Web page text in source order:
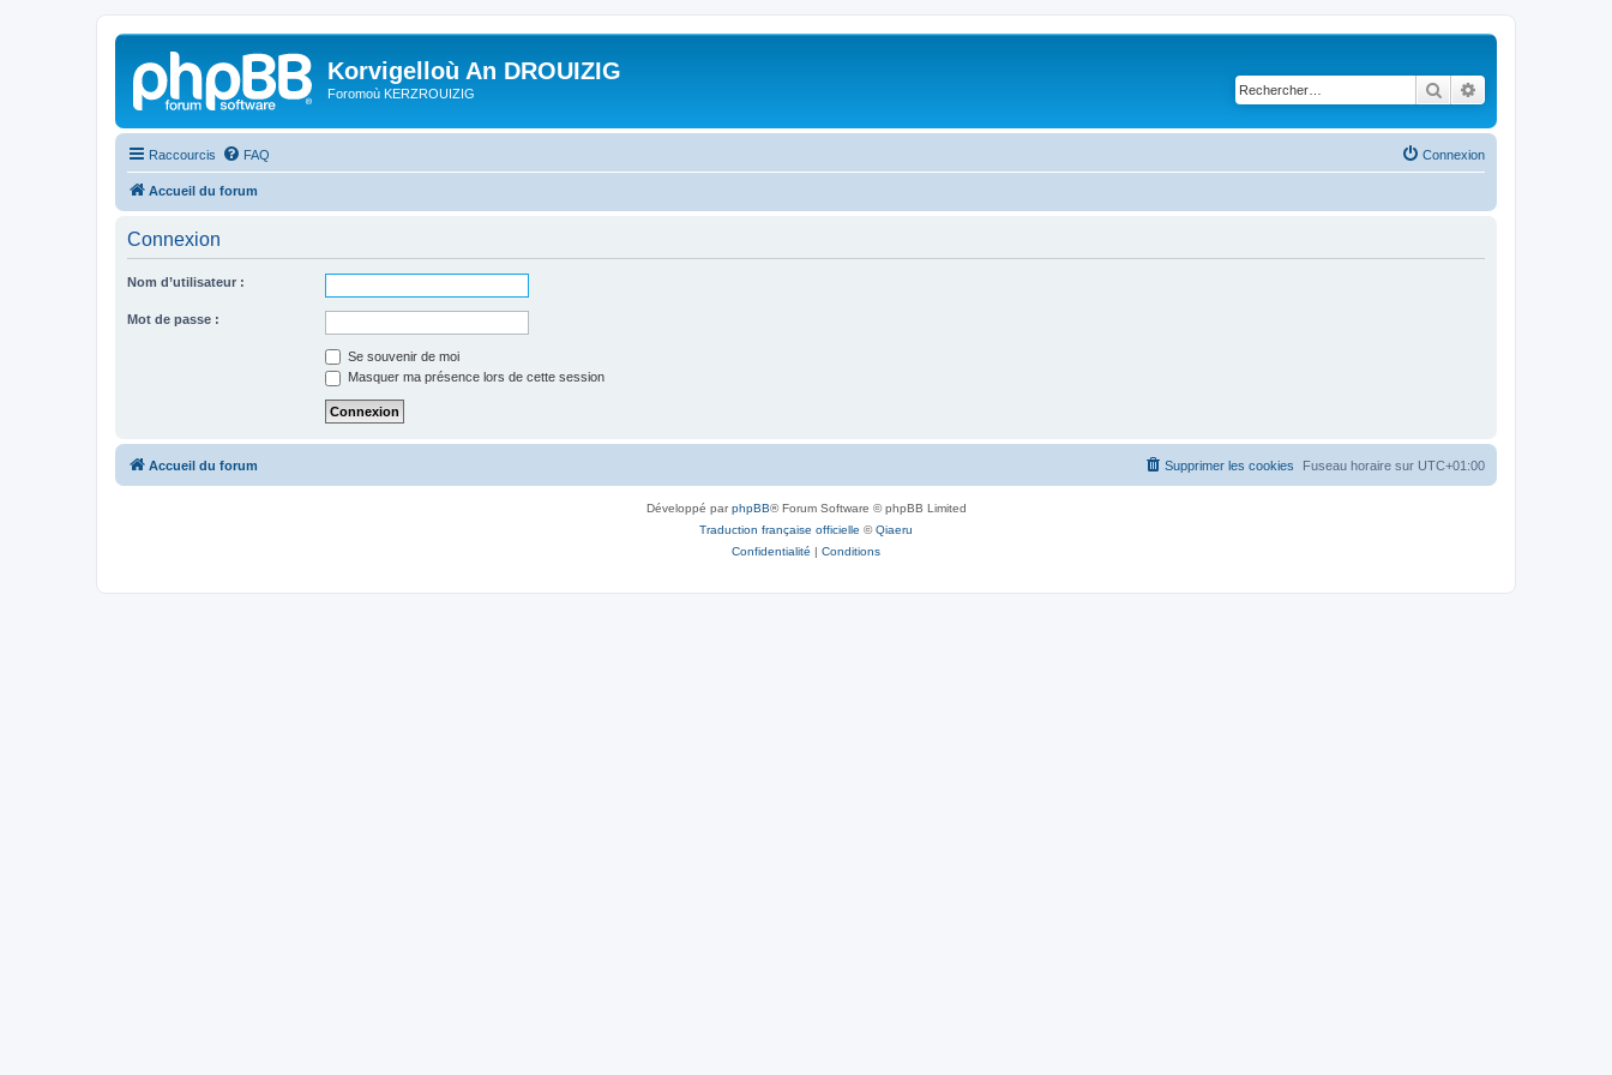
Korvigelloù An DROUIZIG
Foromoù KERZROUIZIG Rechercher
Raccourcis FAQ Connexion
Accueil du forum
Connexion
Nom d’utilisateur :
Mot de passe :
Se souvenir de moi
Masquer ma présence lors de cette session
Accueil du forum Fuseau horaire sur UTC+01:00
Supprimer les cookies
Développé parphpBB® Forum Software © phpBB Limited
Traduction française officielle ©Qiaeru
Confidentialité | Conditions